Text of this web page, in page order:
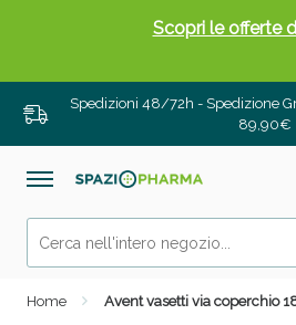
Spedizioni 48/72h - Spedizione
89,90€
Home Avent vasetti via coperchio
Scopri le offerte